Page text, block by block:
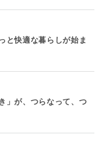
と快適な暮らしが始ま
」が、つらなって、つ